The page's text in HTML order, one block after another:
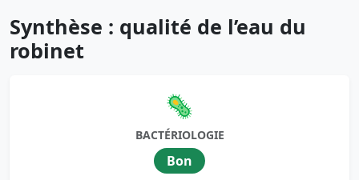
Synthèse : qualité de l’eau du
robinet
🦠
BACTÉRIOLOGIE
Bon